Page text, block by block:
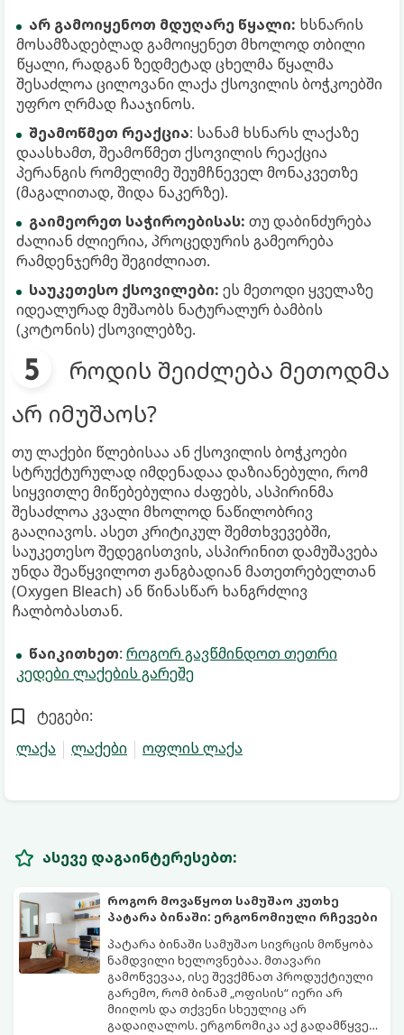
არ გამოიყენოთ მდუღარე წყალი: ხსნარის
მოსამზადებლად გამოიყენეთ მხოლოდ თბილი
წყალი, რადგან ზედმეტად ცხელმა წყალმა
შესაძლოა ცილოვანი ლაქა ქსოვილის ბოჭკოებში
უფრო ღრმად ჩააჯინოს.
შეამოწმეთ რეაქცია: სანამ ხსნარს ლაქაზე
დაასხამთ, შეამოწმეთ ქსოვილის რეაქცია
პერანგის რომელიმე შეუმჩნეველ მონაკვეთზე
(მაგალითად, შიდა ნაკერზე).
გაიმეორეთ საჭიროებისას: თუ დაბინძურება
ძალიან ძლიერია, პროცედურის გამეორება
რამდენჯერმე შეგიძლიათ.
საუკეთესო ქსოვილები: ეს მეთოდი ყველაზე
იდეალურად მუშაობს ნატურალურ ბამბის
(კოტონის) ქსოვილებზე.
როდის შეიძლება მეთოდმა
არ იმუშაოს?
თუ ლაქები წლებისაა ან ქსოვილის ბოჭკოები
სტრუქტურულად იმდენადაა დაზიანებული, რომ
სიყვითლე მიწებებულია ძაფებს, ასპირინმა
შესაძლოა კვალი მხოლოდ ნაწილობრივ
გააღიავოს. ასეთ კრიტიკულ შემთხვევებში,
საუკეთესო შედეგისთვის, ასპირინით დამუშავება
უნდა შეაწყვილოთ ჟანგბადიან მათეთრებელთან
(Oxygen Bleach) ან წინასწარ ხანგრძლივ
ჩალბობასთან.
წაიკითხეთ: როგორ გავწმინდოთ თეთრი
კედები ლაქების გარეშე
ტეგები:
ლაქა
ლაქები ოფლის ლაქა
ასევე დაგაინტერესებთ:
როგორ მოვაწყოთ სამუშაო კუთხე
პატარა ბინაში: ერგონომიული რჩევები
პატარა ბინაში სამუშაო სივრცის მოწყობა
ნამდვილი ხელოვნებაა. მთავარი
გამოწვევაა, ისე შევქმნათ პროდუქტიული
გარემო, რომ ბინამ „ოფისის“ იერი არ
მიიღოს და თქვენი სხეულიც არ
გადაიღალოს. ერგონომიკა აქ გადამწყვეტ